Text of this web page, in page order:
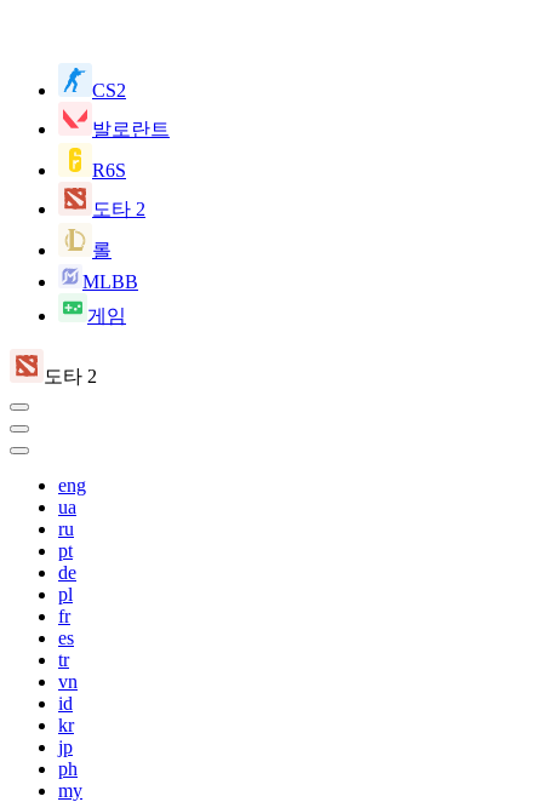
CS2
발로란트
R6S
도타 2
롤
MLBB
게임
도타 2
eng
ua
ru
pt
de
pl
fr
es
tr
vn
id
kr
jp
ph
my